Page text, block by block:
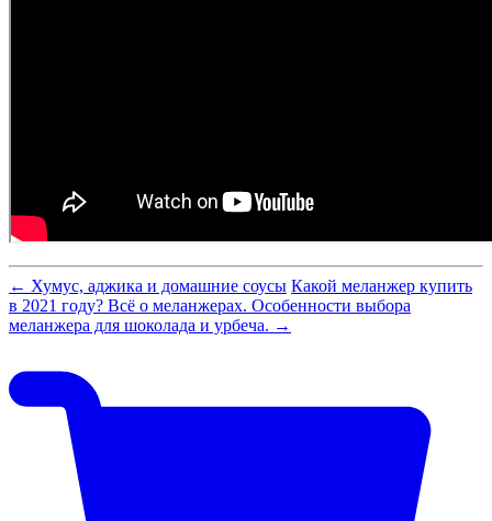
← Хумус, аджика и домашние соусы Какой меланжер купить
в 2021 году? Всё о меланжерах. Особенности выбора
меланжера для шоколада и урбеча. →